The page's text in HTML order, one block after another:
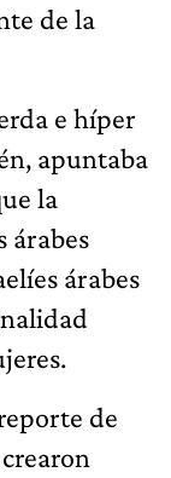
de la
e híper
apuntaba
la
árabes
árabes
de